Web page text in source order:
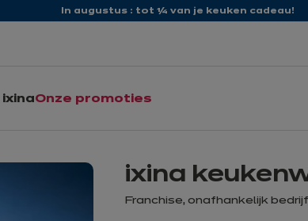
In augustus : tot ¼ van je keuken cadeau!
ixinaOnze promoties
ixina
Franchise, onafhankelijk bedrijf